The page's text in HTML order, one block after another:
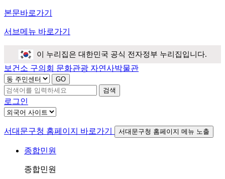
본문바로가기
서브메뉴 바로가기
이 누리집은 대한민국 공식 전자정부 누리집입니다.
보건소 구의회 문화관광 자연사박물관
검색
로그인
서대문구청 홈페이지 바로가기 서대문구청 홈페이지 메뉴 노출
종합민원
종합민원